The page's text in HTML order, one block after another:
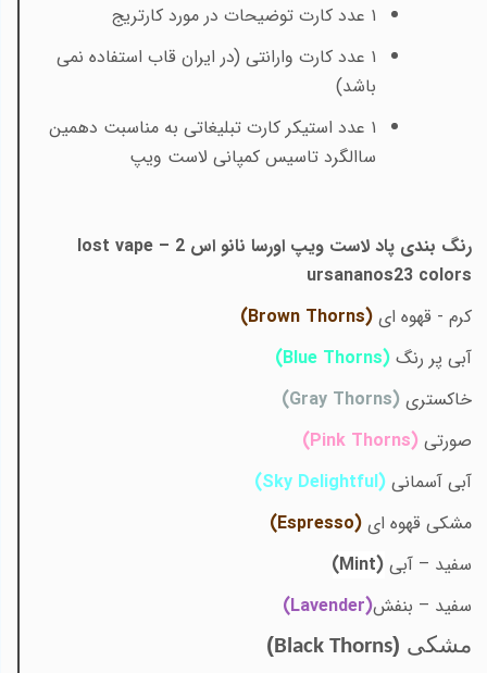
۱ عدد کارت توضیحات در مورد کارتریج
۱ عدد کارت وارانتی (در ایران قاب استفاده نمی
باشد)
۱ عدد استیکر کارت تبلیغاتی به مناسبت دهمین
ساالگرد تاسیس کمپانی لاست ویپ
رنگ بندی پاد لاست ویپ اورسا نانو اس 2 –
lost vape
ursananos23 colors
کرم - قهوه ای (
Brown Thorns
)
آبی پر رنگ (
Blue Thorns
)
خاکستری (
Gray Thorns
)
صورتی (
Pink Thorns
)
آبی آسمانی (
Sky Delightful
)
مشکی قهوه ای (
Espresso
)
سفید – آبی (Mint)
سفید – بنفش(Lavender)
مشکی (
Black Thorns
)